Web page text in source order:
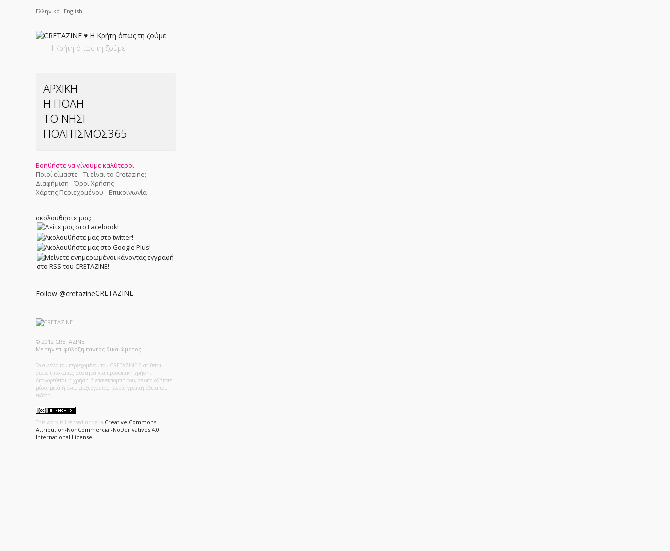
Ελληνικά English
Η Κρήτη όπως τη ζούμε
ΑΡΧΙΚΗ
Η ΠΟΛΗ
ΤΟ ΝΗΣΙ
ΠΟΛΙΤΙΣΜΟΣ365
Βοηθήστε να γίνουμε καλύτεροι
Ποιοί είμαστε
Τι είναι το Cretazine;
Διαφήμιση
Όροι Χρήσης
Χάρτης Περιεχομένου
Επικοινωνία
ακολουθήστε μας:
Follow @cretazineCRETAZINE
© 2012 CRETAZINE,
Με την επιφύλαξη παντός δικαιώματος
Το σύνολο του περιεχομένου του CRETAZINE διατίθεται
στους επισκέπτες αυστηρά για προσωπική χρήση.
Απαγορεύεται η χρήση ή επανεκπομπή του, σε οποιοδήποτε
μέσο, μετά ή άνευ επεξεργασίας, χωρίς γραπτή άδεια του
εκδότη.
This work is licensed under a Creative Commons
Attribution-NonCommercial-NoDerivatives 4.0
International License